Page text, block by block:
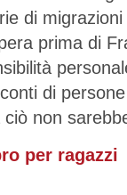
di
prima di
di
ciò non
per ragazzi